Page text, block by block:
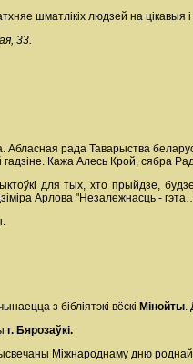
шматлікіх людзей на
33.
Абласная рада Таварыства
гадзіне. Кажа Алесь Крой, сябра
для тых, хто прыйдзе, будзе
Арлова "Незалежнасць -
з бібліятэкі вёскі Мінойты.
г. Бярозаўкі.
Міжнароднаму дню